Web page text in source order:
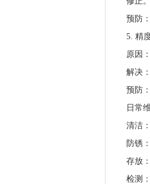
预防
5. 精
原因
解决
预防
日常
清洁
防锈
存放
检测